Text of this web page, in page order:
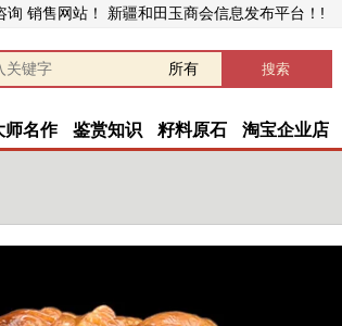
销售网站！ 新疆和田玉商会信息发布平台！!
师名作 鉴赏知识 籽料原石 淘宝企业店